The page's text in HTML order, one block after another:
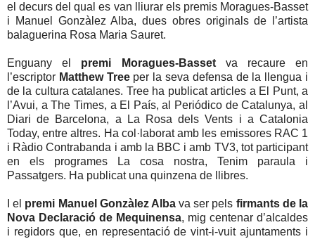
el decurs del qual es van lliurar els premis Moragues-Basset
i Manuel Gonzàlez Alba, dues obres originals de l’artista
balaguerina Rosa Maria Sauret.
Enguany el premi Moragues-Bassetva recaure en
l’escriptor Matthew Treeper la seva defensa de la llengua i
de la cultura catalanes. Tree ha publicat articles a El Punt, a
l’Avui, a The Times, a El País, al Periódico de Catalunya, al
Diari de Barcelona, a La Rosa dels Vents i a Catalonia
Today, entre altres. Ha col·laborat amb les emissores RAC 1
i Ràdio Contrabanda i amb la BBC i amb TV3, tot participant
en els programes La cosa nostra, Tenim paraula i
Passatgers. Ha publicat una quinzena de llibres.
I el premi Manuel Gonzàlez Albava ser pels firmants de la
Nova Declaració de Mequinensa, mig centenar d’alcaldes
i regidors que, en representació de vint-i-vuit ajuntaments i